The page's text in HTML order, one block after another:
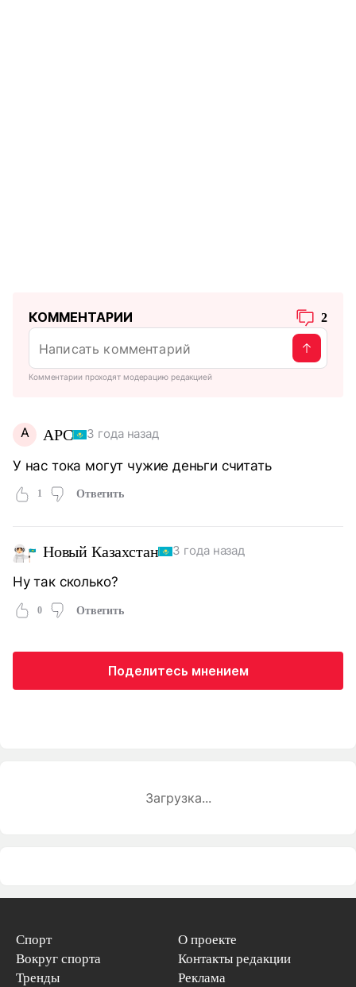
КОММЕНТАРИИ 2
Комментарии проходят модерацию редакцией
А АРС 3 года назад
У нас тока могут чужие деньги считать
1 Ответить
Новый Казахстан 3 года назад
Ну так сколько?
0 Ответить
Поделитесь мнением
Загрузка...
Спорт
Вокруг спорта
Тренды
О проекте
Контакты редакции
Реклама